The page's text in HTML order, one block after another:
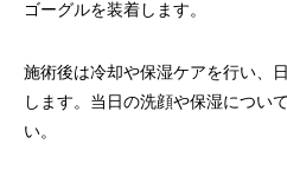
ゴーグルを装着します。
施術後は冷却や保湿ケアを行い、
します。当日の洗顔や保湿につい
い。